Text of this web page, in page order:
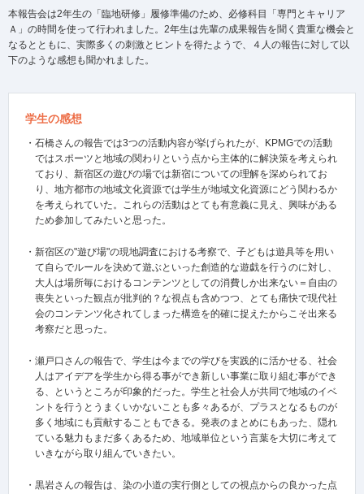
本報告会は2年生の「臨地研修」履修準備のため、必修科目「専門とキャリア
Ａ」の時間を使って行われました。2年生は先輩の成果報告を聞く貴重な機会と
なるとともに、実際多くの刺激とヒントを得たようで、４人の報告に対して以
下のような感想も聞かれました。
学生の感想
・石橋さんの報告では3つの活動内容が挙げられたが、KPMGでの活動
ではスポーツと地域の関わりという点から主体的に解決策を考えられ
ており、新宿区の遊びの場では新宿についての理解を深められてお
り、地方都市の地域文化資源では学生が地域文化資源にどう関わるか
を考えられていた。これらの活動はとても有意義に見え、興味がある
ため参加してみたいと思った。
・新宿区の"遊び場"の現地調査における考察で、子どもは遊具等を用い
て自らでルールを決めて遊ぶといった創造的な遊戯を行うのに対し、
大人は場所毎におけるコンテンツとしての消費しか出来ない＝自由の
喪失といった観点が批判的？な視点も含めつつ、とても痛快で現代社
会のコンテンツ化されてしまった構造を的確に捉えたからこそ出来る
考察だと思った。
・瀬戸口さんの報告で、学生は今までの学びを実践的に活かせる、社会
人はアイデアを学生から得る事ができ新しい事業に取り組む事ができ
る、というところが印象的だった。学生と社会人が共同で地域のイベ
ントを行うとうまくいかないことも多々あるが、プラスとなるものが
多く地域にも貢献することもできる。発表のまとめにもあった、隠れ
ている魅力もまだ多くあるため、地域単位という言葉を大切に考えて
いきながら取り組んでいきたい。
・黒岩さんの報告は、染の小道の実行側としての視点からの良かった点